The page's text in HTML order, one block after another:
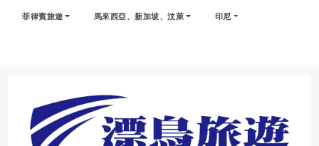
菲律賓旅遊 馬來西亞、新加坡、汶萊 印尼